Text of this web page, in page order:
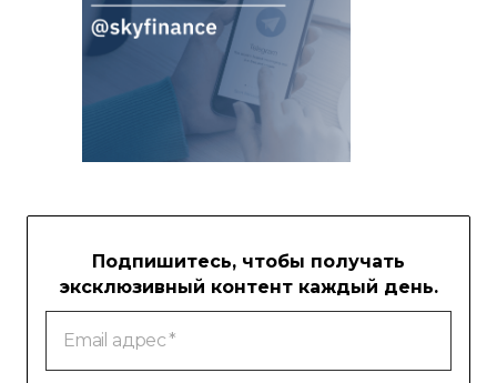
Подпишитесь, чтобы получать
эксклюзивный контент каждый день.
Email
адрес